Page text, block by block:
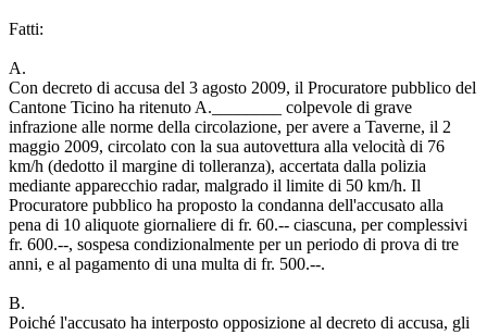
Fatti:
A.
Con decreto di accusa del 3 agosto 2009, il Procuratore pubblico del
Cantone Ticino ha ritenuto A.________ colpevole di grave
infrazione alle norme della circolazione, per avere a Taverne, il 2
maggio 2009, circolato con la sua autovettura alla velocità di 76
km/h (dedotto il margine di tolleranza), accertata dalla polizia
mediante apparecchio radar, malgrado il limite di 50 km/h. Il
Procuratore pubblico ha proposto la condanna dell'accusato alla
pena di 10 aliquote giornaliere di fr. 60.-- ciascuna, per complessivi
fr. 600.--, sospesa condizionalmente per un periodo di prova di tre
anni, e al pagamento di una multa di fr. 500.--.
B.
Poiché l'accusato ha interposto opposizione al decreto di accusa, gli